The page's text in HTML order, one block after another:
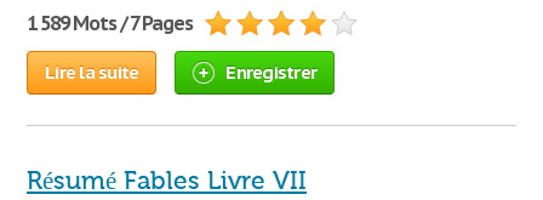
1 589 Mots / 7 Pages
Lire la suite Enregistrer
Résumé Fables Livre VII